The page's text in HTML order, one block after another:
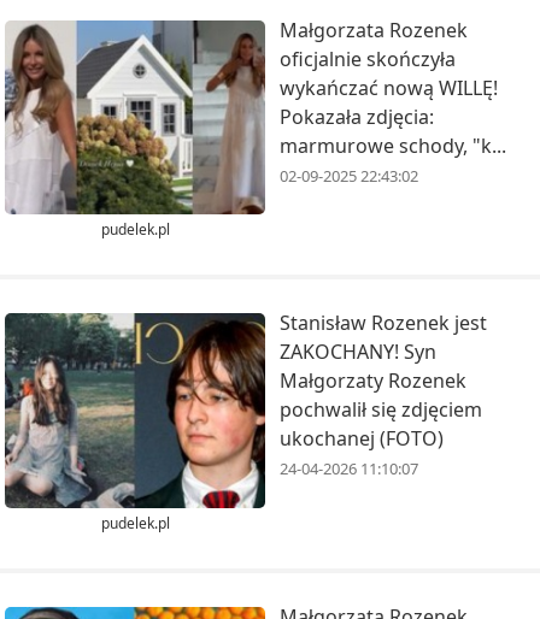
pudelek.pl
Małgorzata Rozenek
oficjalnie skończyła
wykańczać nową WILLĘ!
Pokazała zdjęcia:
marmurowe schody, "k...
02-09-2025 22:43:02
pudelek.pl
Stanisław Rozenek jest
ZAKOCHANY! Syn
Małgorzaty Rozenek
pochwalił się zdjęciem
ukochanej (FOTO)
24-04-2026 11:10:07